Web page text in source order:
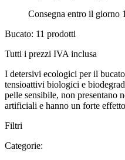
Consegna entro il giorno
Bucato: 11 prodotti
Tutti i prezzi IVA inclusa
I detersivi ecologici per il
tensioattivi biologici e
pelle sensibile, non presentano
artificiali e hanno un forte
Filtri
Categorie: